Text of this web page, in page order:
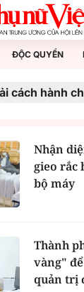
ĐỘC QUYỀN
cách hành
Nhận
gieo rắc
bộ máy
Thành
vàng"
quản trị